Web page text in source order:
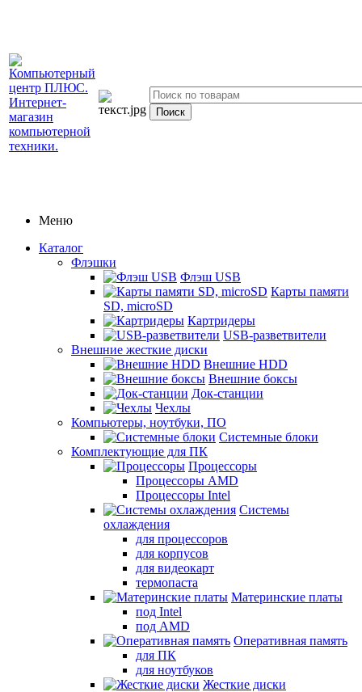
Меню
Каталог
Флэшки
Флэш USB
Карты памяти
SD, microSD
Картридеры
USB-разветвители
Внешние жесткие диски
Внешние HDD
Внешние боксы
Док-станции
Чехлы
Компьютеры, ноутбуки, ПО
Системные блоки
Комплектующие для ПК
Процессоры
Процессоры AMD
Процессоры Intel
Системы
охлаждения
для процессоров
для корпусов
для видеокарт
термопаста
Материнские платы
под Intel
под AMD
Оперативная память
для ПК
для ноутбуков
Жесткие диски